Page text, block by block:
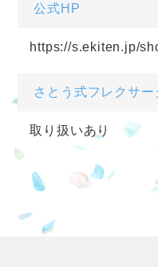
公式HP
https://s.ekiten.jp/
さとう式フレクサー
取り扱いあり